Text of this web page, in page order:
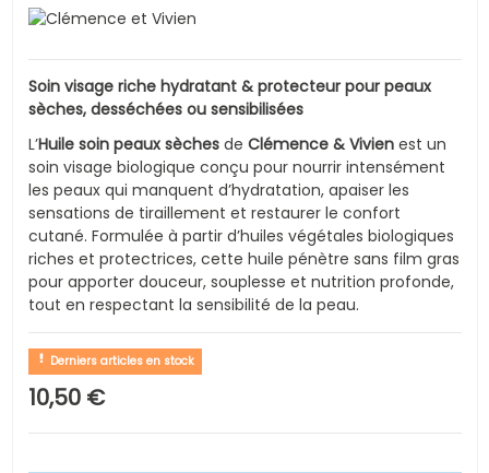
Soin visage riche hydratant & protecteur pour peaux
sèches, desséchées ou sensibilisées
L’Huile soin peaux sèchesde Clémence & Vivienest un
soin visage biologique conçu pour nourrir intensément
les peaux qui manquent d’hydratation, apaiser les
sensations de tiraillement et restaurer le confort
cutané. Formulée à partir d’huiles végétales biologiques
riches et protectrices, cette huile pénètre sans film gras
pour apporter douceur, souplesse et nutrition profonde,
tout en respectant la sensibilité de la peau.
Derniers articles en stock
10,50 €